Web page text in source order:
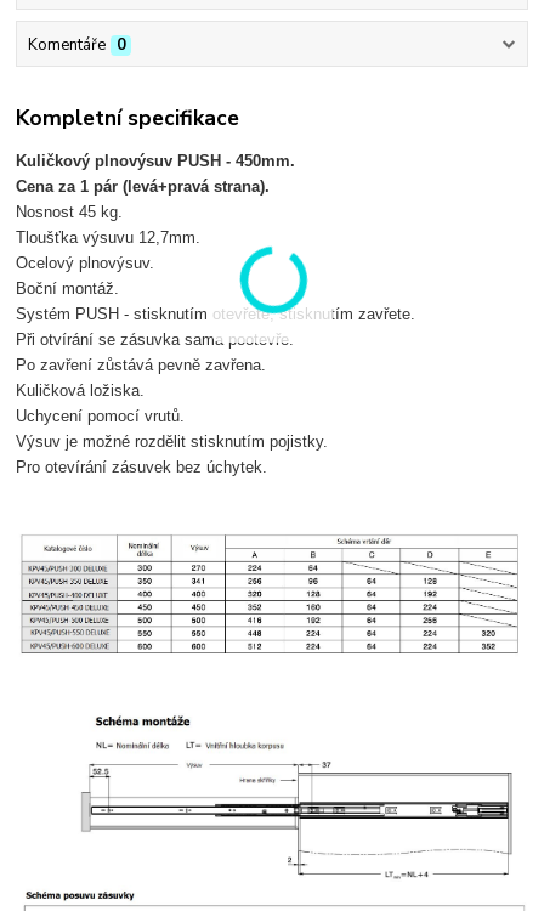
Komentáře 0
Kompletní specifikace
Kuličkový plnovýsuv PUSH - 450mm.
Cena za 1 pár (levá+pravá strana).
Nosnost 45 kg.
Tloušťka výsuvu 12,7mm.
Ocelový plnovýsuv.
Boční montáž.
Systém PUSH - stisknutím otevřete, stisknutím zavřete.
Při otvírání se zásuvka sama pootevře.
Po zavření zůstává pevně zavřena.
Kuličková ložiska.
Uchycení pomocí vrutů.
Výsuv je možné rozdělit stisknutím pojistky.
Pro otevírání zásuvek bez úchytek.